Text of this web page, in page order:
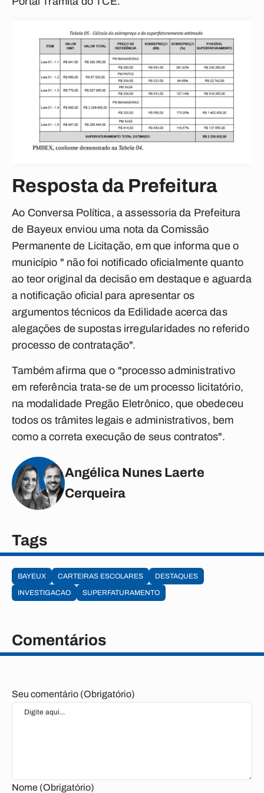
Resposta da Prefeitura
Ao Conversa Política, a assessoria da Prefeitura
de Bayeux enviou uma nota da Comissão
Permanente de Licitação, em que informa que o
município " não foi notificado oficialmente quanto
ao teor original da decisão em destaque e aguarda
a notificação oficial para apresentar os
argumentos técnicos da Edilidade acerca das
alegações de supostas irregularidades no referido
processo de contratação".
Também afirma que o "processo administrativo
em referência trata-se de um processo licitatório,
na modalidade Pregão Eletrônico, que obedeceu
todos os trâmites legais e administrativos, bem
como a correta execução de seus contratos".
Angélica Nunes Laerte
Cerqueira
Tags
BAYEUX CARTEIRAS ESCOLARES
DESTAQUES
INVESTIGACAO
SUPERFATURAMENTO
Comentários
Seu comentário (Obrigatório)
Nome (Obrigatório)